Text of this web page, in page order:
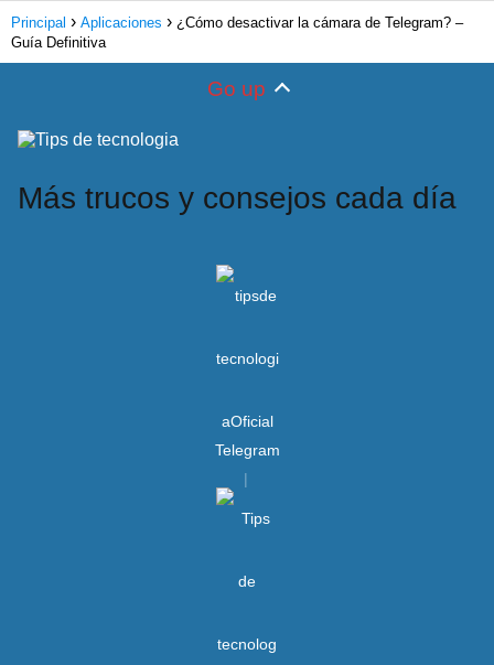
Principal Aplicaciones
¿Cómo desactivar la cámara de Telegram? –
Guía Definitiva
Go up
Más trucos y consejos cada día
Telegram